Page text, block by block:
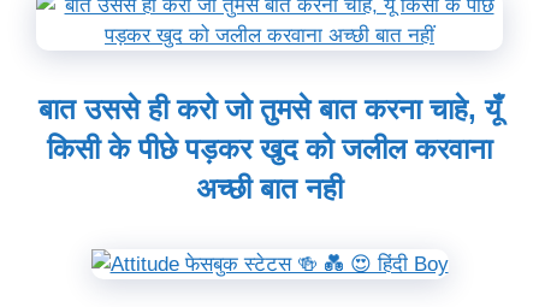
बात उससे ही करो जो तुमसे बात करना चाहे, यूँ
किसी के पीछे पड़कर खुद को जलील करवाना
अच्छी बात नही